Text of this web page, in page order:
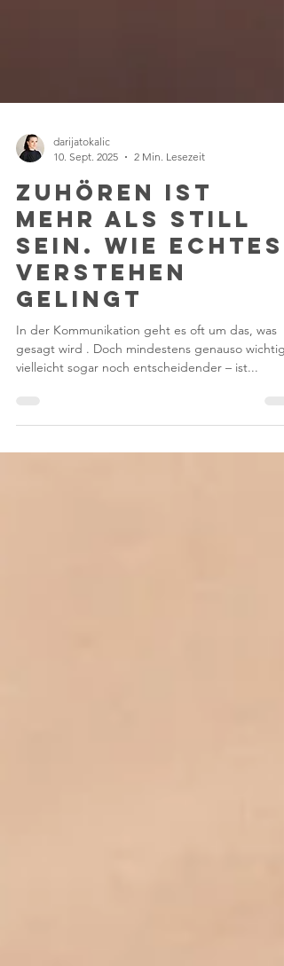
10. Sept. 2025
2 Min. Lesezeit
zuhören ist
mehr als still
sein. wie echtes
verstehen
gelingt
vielleicht sogar noch entscheidender – ist...